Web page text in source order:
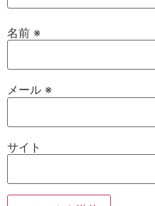
名前 ※
メール ※
サイト